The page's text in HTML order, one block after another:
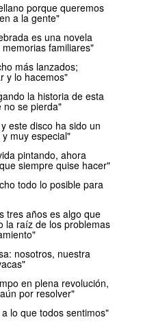
porque queremos
a la gente"
es una novela
familiares"
más lanzados;
y lo hacemos"
la historia de esta
no se pierda"
este disco ha sido un
muy especial"
pintando, ahora
siempre quise hacer"
todo lo posible para
tres años es algo que
la raíz de los problemas
nosotros, nuestra
en plena revolución,
por resolver"
lo que todos sentimos"